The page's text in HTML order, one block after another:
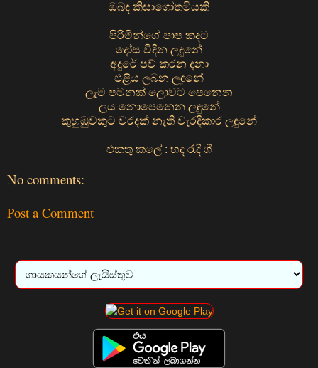
ඔබද කිසාගෝතමියකි
පිරිමින්ගේ පාප කදට
දෝස විදින ලඳුනේ
අදුරේ පව් කරන දනා
එළිය ලබන ලඳුනේ
ලැම පමනක් ලොවට පෙනෙන
ලය නොපෙනෙන ලඳුනේ
කුහුඹුවකුට වරදක් නැති වැරදිකාර ලඳුනේ
එකතු කලේ : හද රැදි ගී
No comments:
Post a Comment